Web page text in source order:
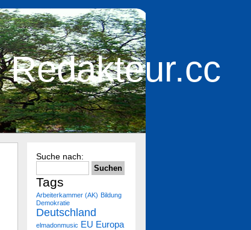
Redakteur.cc
Suche nach:
Tags
Arbeiterkammer (AK) Bildung
Demokratie
Deutschland
elmadonmusic EU Europa